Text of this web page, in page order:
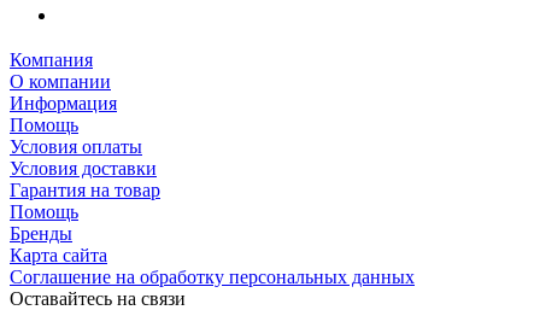
Компания
О компании
Информация
Помощь
Условия оплаты
Условия доставки
Гарантия на товар
Помощь
Бренды
Карта сайта
Соглашение на обработку персональных данных
Оставайтесь на связи